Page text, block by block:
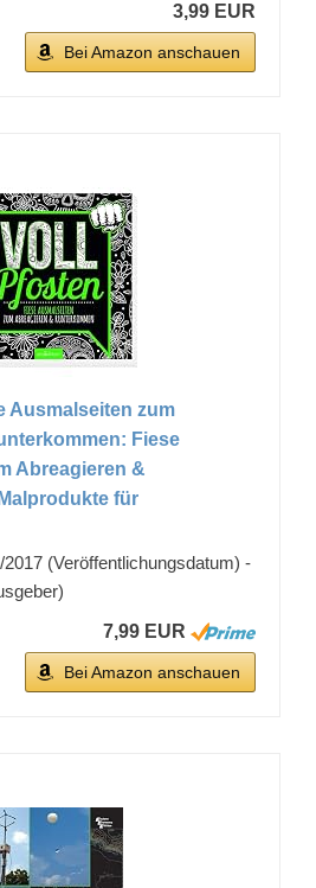
3,99 EUR
Bei Amazon anschauen
Ausmalseiten zum
Fiese
Abreagieren &
für
(Veröffentlichungsdatum) -
7,99 EUR
Bei Amazon anschauen